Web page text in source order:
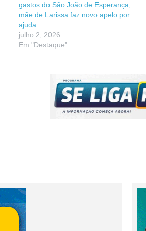
gastos do São João de Esperança,
mãe de Larissa faz novo apelo por
ajuda
julho 2, 2026
Em "Destaque"